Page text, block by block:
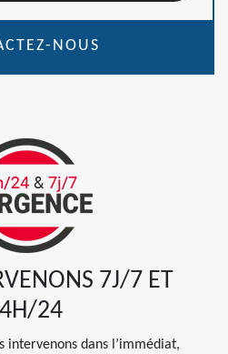
NOUS
7J/7 ET
24
intervenons dans l’immédiat,